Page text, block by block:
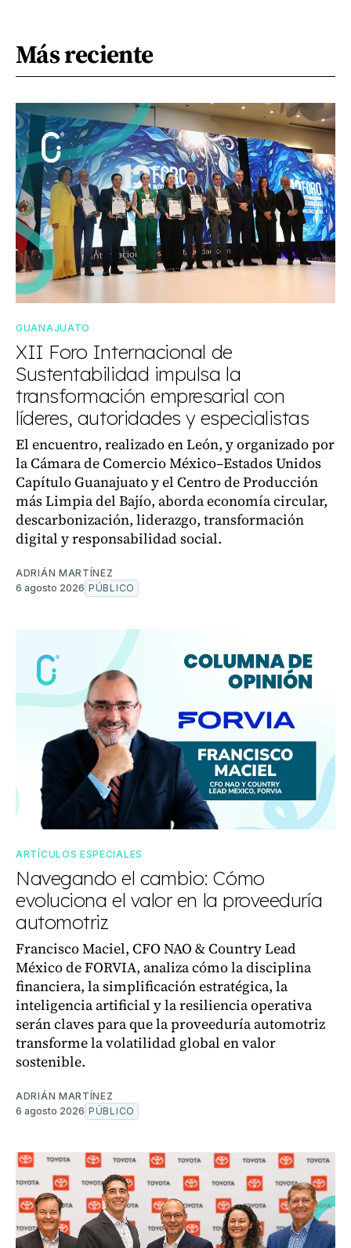
Más reciente
GUANAJUATO
XII Foro Internacional de
Sustentabilidad impulsa la
transformación empresarial con
líderes, autoridades y especialistas
El encuentro, realizado en León, y organizado por
la Cámara de Comercio México–Estados Unidos
Capítulo Guanajuato y el Centro de Producción
más Limpia del Bajío, aborda economía circular,
descarbonización, liderazgo, transformación
digital y responsabilidad social.
ADRIÁN MARTÍNEZ
6 agosto 2026 PÚBLICO
ARTÍCULOS ESPECIALES
Navegando el cambio: Cómo
evoluciona el valor en la proveeduría
automotriz
Francisco Maciel, CFO NAO & Country Lead
México de FORVIA, analiza cómo la disciplina
financiera, la simplificación estratégica, la
inteligencia artificial y la resiliencia operativa
serán claves para que la proveeduría automotriz
transforme la volatilidad global en valor
sostenible.
ADRIÁN MARTÍNEZ
6 agosto 2026 PÚBLICO